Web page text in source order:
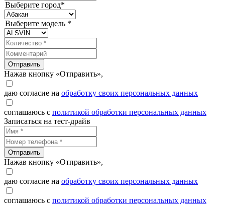
Выберите город*
Выберите модель *
Отправить
Нажав кнопку «Отправить»,
даю согласие на обработку своих персональных данных
соглашаюсь с политикой обработки персональных данных
Записаться на тест-драйв
Отправить
Нажав кнопку «Отправить»,
даю согласие на обработку своих персональных данных
соглашаюсь с политикой обработки персональных данных